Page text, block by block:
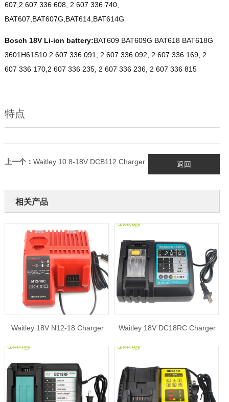
607,2 607 336 608, 2 607 336 740,
BAT607,BAT607G,BAT614,BAT614G
Bosch 18V Li-ion battery:BAT609 BAT609G BAT618 BAT618G
3601H61S10 2 607 336 091, 2 607 336 092, 2 607 336 169, 2
607 336 170,2 607 336 235, 2 607 336 236, 2 607 336 815
特点
上一个： Waitley 10.8-18V DCB112 Charger 返回
相关产品
Waitley 18V N12-18 Charger Waitley 18V DC18RC Charger